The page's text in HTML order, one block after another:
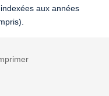
aux années